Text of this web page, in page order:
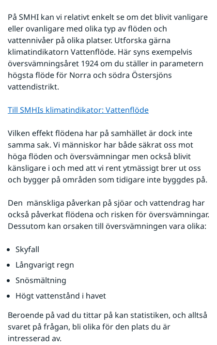
På SMHI kan vi relativt enkelt se om det blivit vanligare
eller ovanligare med olika typ av flöden och
vattennivåer på olika platser. Utforska gärna
klimatindikatorn Vattenflöde. Här syns exempelvis
översvämningsåret 1924 om du ställer in parametern
högsta flöde för Norra och södra Östersjöns
vattendistrikt.
Till SMHIs klimatindikator: Vattenflöde
Vilken effekt flödena har på samhället är dock inte
samma sak. Vi människor har både säkrat oss mot
höga flöden och översvämningar men också blivit
känsligare i och med att vi rent ytmässigt brer ut oss
och bygger på områden som tidigare inte byggdes på.
Den  mänskliga påverkan på sjöar och vattendrag har
också påverkat flödena och risken för översvämningar.
Dessutom kan orsaken till översvämningen vara olika:
Skyfall
Långvarigt regn
Snösmältning
Högt vattenstånd i havet
Beroende på vad du tittar på kan statistiken, och alltså
svaret på frågan, bli olika för den plats du är
intresserad av.